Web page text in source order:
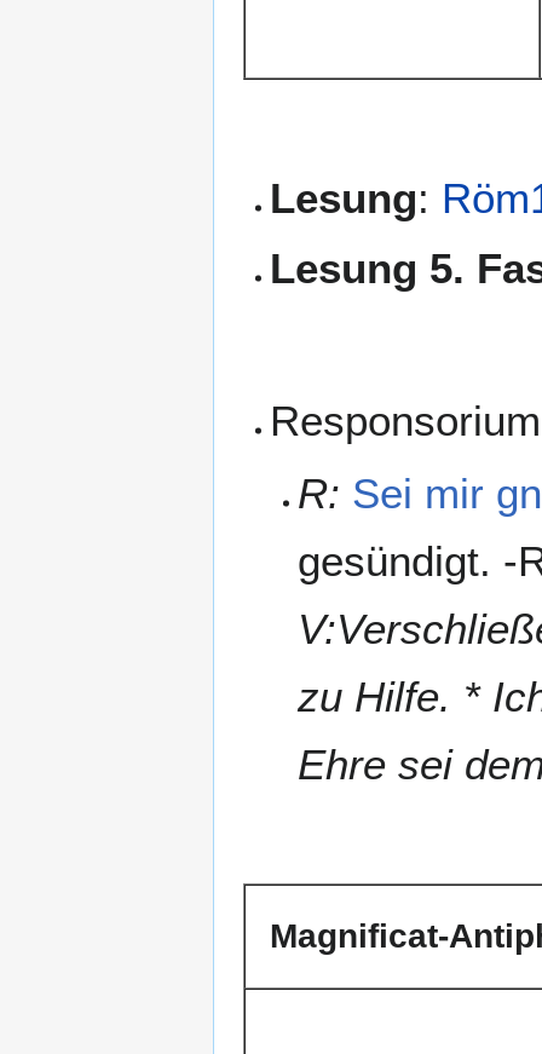
Lesung:
Lesung 5.
Responsorium
R: Sei mir
gesündigt. -
zu Hilfe. *
Ehre sei
Magnificat-